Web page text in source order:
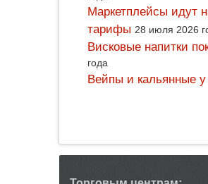
Маркетплейсы идут
тарифы 28 июля 2026
Висковые напитки
года
Вейпы и кальянные